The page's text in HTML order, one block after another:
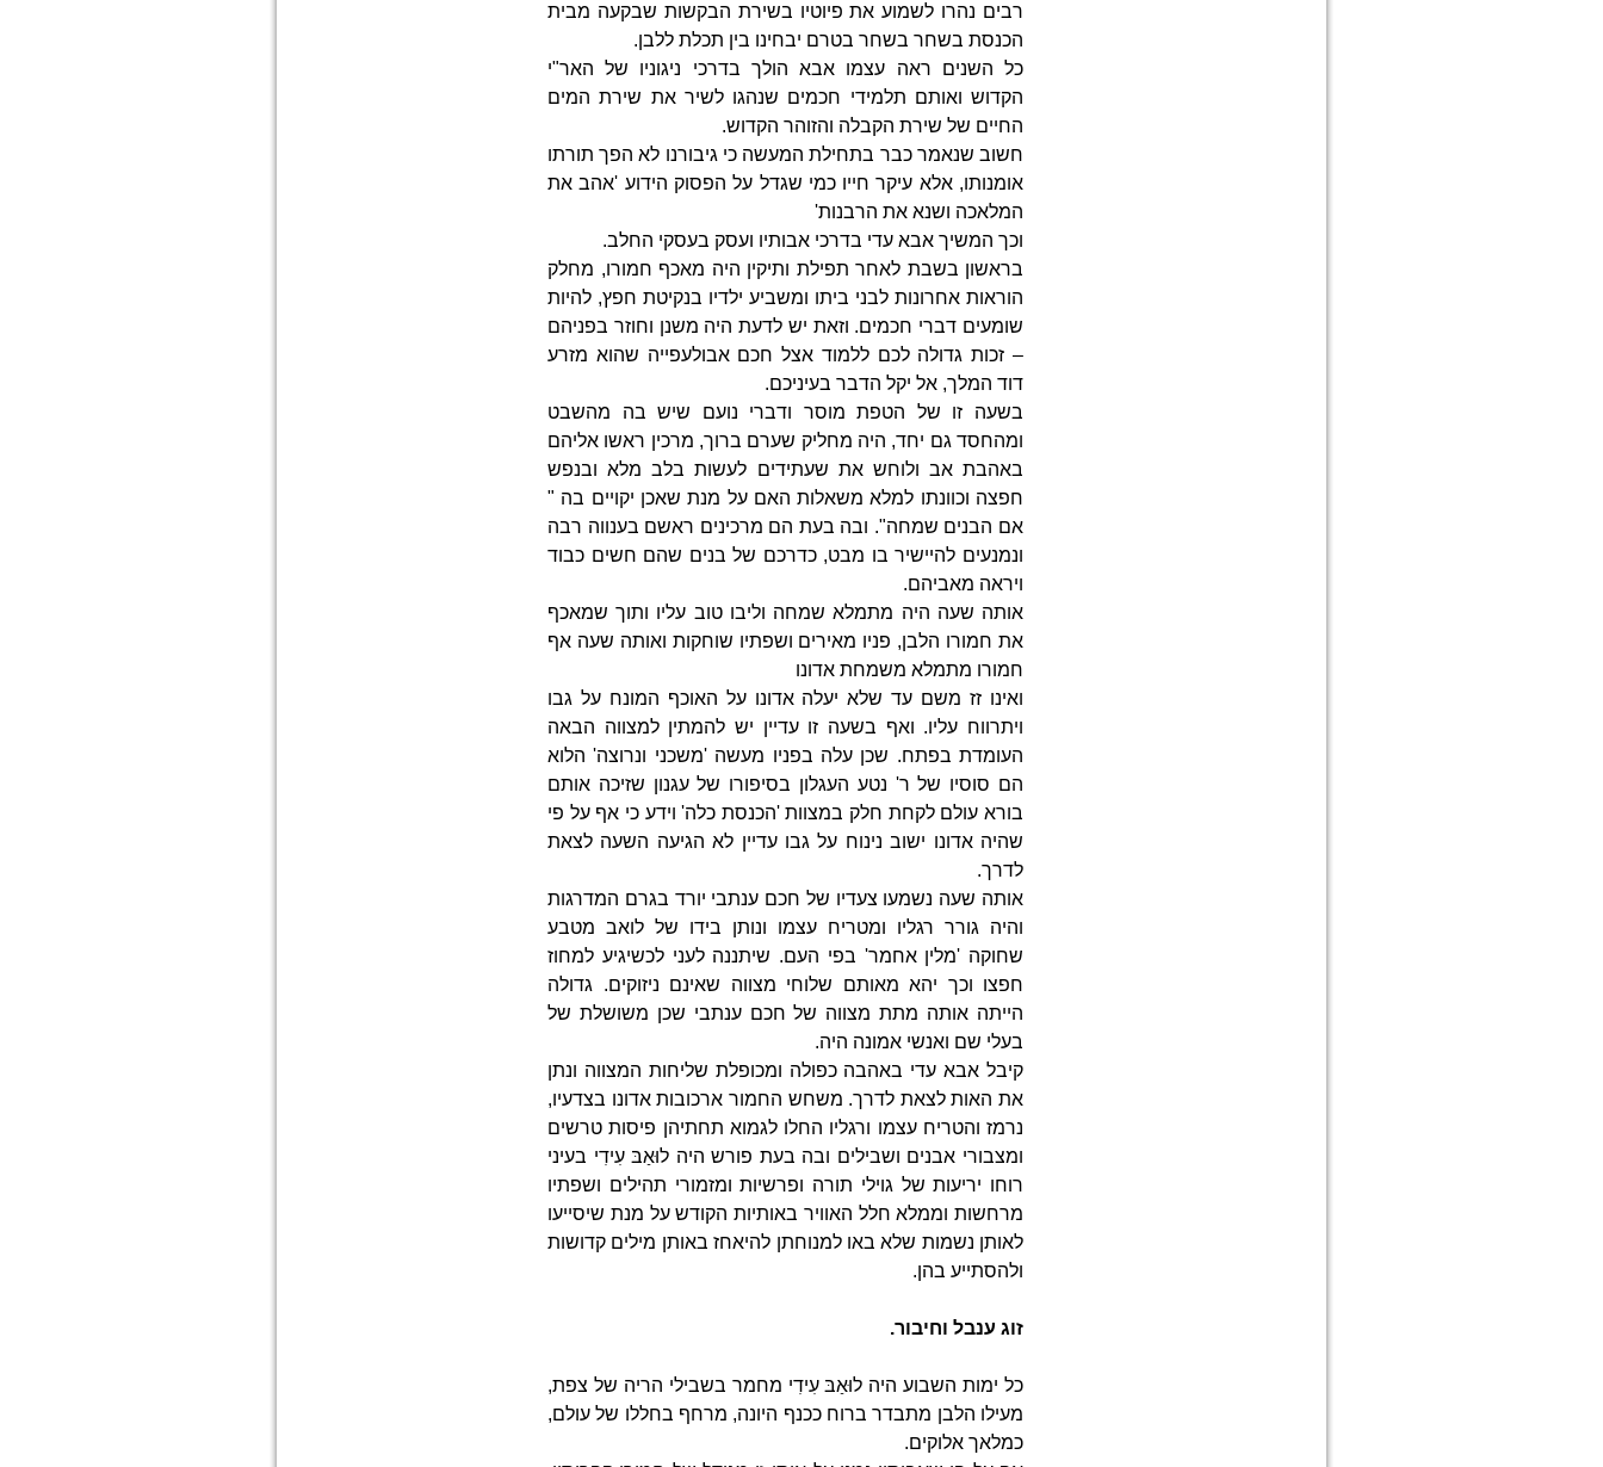
רבים נהרו לשמוע את פיוטיו בשירת הבקשות שבקעה מבית
הכנסת בשחר בשחר בטרם יבחינו בין תכלת ללבן.
כל השנים ראה עצמו אבא הולך בדרכי ניגוניו של האר"י
הקדוש ואותם תלמידי חכמים שנהגו לשיר את שירת המים
החיים של שירת הקבלה והזוהר הקדוש.
חשוב שנאמר כבר בתחילת המעשה כי גיבורנו לא הפך תורתו
אומנותו, אלא עיקר חייו כמי שגדל על הפסוק הידוע 'אהב את
המלאכה ושנא את הרבנות'
וכך המשיך אבא עדי בדרכי אבותיו ועסק בעסקי החלב.
בראשון בשבת לאחר תפילת ותיקין היה מאכף חמורו, מחלק
הוראות אחרונות לבני ביתו ומשביע ילדיו בנקיטת חפץ, להיות
שומעים דברי חכמים. וזאת יש לדעת היה משנן וחוזר בפניהם
– זכות גדולה לכם ללמוד אצל חכם אבולעפייה שהוא מזרע
דוד המלך, אל יקל הדבר בעיניכם.
בשעה זו של הטפת מוסר ודברי נועם שיש בה מהשבט
ומהחסד גם יחד, היה מחליק שערם ברוך, מרכין ראשו אליהם
באהבת אב ולוחש את שעתידים לעשות בלב מלא ובנפש
חפצה וכוונתו למלא משאלות האם על מנת שאכן יקויים בה "
אם הבנים שמחה". ובה בעת הם מרכינים ראשם בענווה רבה
ונמנעים להיישיר בו מבט, כדרכם של בנים שהם חשים כבוד
ויראה מאביהם.
אותה שעה היה מתמלא שמחה וליבו טוב עליו ותוך שמאכף
את חמורו הלבן, פניו מאירים ושפתיו שוחקות ואותה שעה אף
חמורו מתמלא משמחת אדונו
ואינו זז משם עד שלא יעלה אדונו על האוכף המונח על גבו
ויתרווח עליו. ואף בשעה זו עדיין יש להמתין למצווה הבאה
העומדת בפתח. שכן עלה בפניו מעשה 'משכני ונרוצה' הלוא
הם סוסיו של ר' נטע העגלון בסיפורו של עגנון שזיכה אותם
בורא עולם לקחת חלק במצוות 'הכנסת כלה' וידע כי אף על פי
שהיה אדונו ישוב נינוח על גבו עדיין לא הגיעה השעה לצאת
לדרך.
אותה שעה נשמעו צעדיו של חכם ענתבי יורד בגרם המדרגות
והיה גורר רגליו ומטריח עצמו ונותן בידו של לואב מטבע
שחוקה 'מלין אחמר' בפי העם. שיתננה לעני לכשיגיע למחוז
חפצו וכך יהא מאותם שלוחי מצווה שאינם ניזוקים. גדולה
הייתה אותה מתת מצווה של חכם ענתבי שכן משושלת של
בעלי שם ואנשי אמונה היה.
קיבל אבא עדי באהבה כפולה ומכופלת שליחות המצווה ונתן
את האות לצאת לדרך. משחש החמור ארכובות אדונו בצדעיו,
נרמז והטריח עצמו ורגליו החלו לגמוא תחתיהן פיסות טרשים
ומצבורי אבנים ושבילים ובה בעת פורש היה לוּאַבּ עִידִי בעיני
רוחו יריעות של גוילי תורה ופרשיות ומזמורי תהילים ושפתיו
מרחשות וממלא חלל האוויר באותיות הקודש על מנת שיסייעו
לאותן נשמות שלא באו למנוחתן להיאחז באותן מילים קדושות
ולהסתייע בהן.
זוג ענבל וחיבור.
כל ימות השבוע היה לוּאַבּ עִידִי מחמר בשבילי הריה של צפת,
מעילו הלבן מתבדר ברוח ככנף היונה, מרחף בחללו של עולם,
כמלאך אלוקים.